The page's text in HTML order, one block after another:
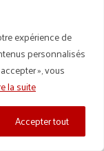
expérience de
personnalisés
», vous
la suite
Accepter tout